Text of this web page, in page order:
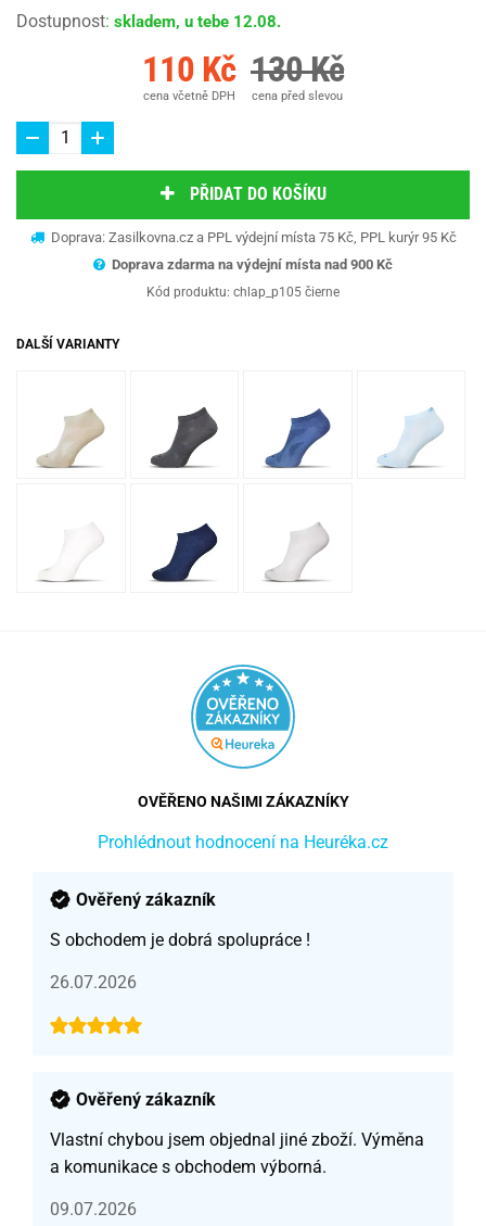
Dostupnost: skladem, u tebe 12.08.
110 Kč
cena včetně DPH
130 Kč
cena před slevou
PŘIDAT DO KOŠÍKU
Doprava: Zasilkovna.cz a PPL výdejní místa 75 Kč, PPL kurýr 95 Kč
Doprava zdarma na výdejní místa nad 900 Kč
Kód produktu: chlap_p105 čierne
DALŠÍ VARIANTY
OVĚŘENO NAŠIMI ZÁKAZNÍKY
Prohlédnout hodnocení na Heuréka.cz
Ověřený zákazník
S obchodem je dobrá spolupráce !
26.07.2026
Ověřený zákazník
Vlastní chybou jsem objednal jiné zboží. Výměna
a komunikace s obchodem výborná.
09.07.2026